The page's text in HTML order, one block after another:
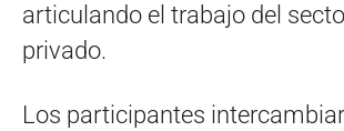
articulando el trabajo del
privado.
Los participantes